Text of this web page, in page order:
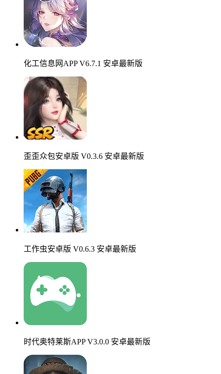
化工信息网APP V6.7.1 安卓最新版
歪歪众包安卓版 V0.3.6 安卓最新版
工作虫安卓版 V0.6.3 安卓最新版
时代奥特莱斯APP V3.0.0 安卓最新版